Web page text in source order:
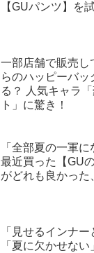
【GUパンツ】を
一部店舗で販売し
らのハッピーバッ
る？ 人気キャラ
ト」に驚き！
「全部夏の一軍に
最近買った【GU
がどれも良かった
「見せるインナ
「夏に欠かせな